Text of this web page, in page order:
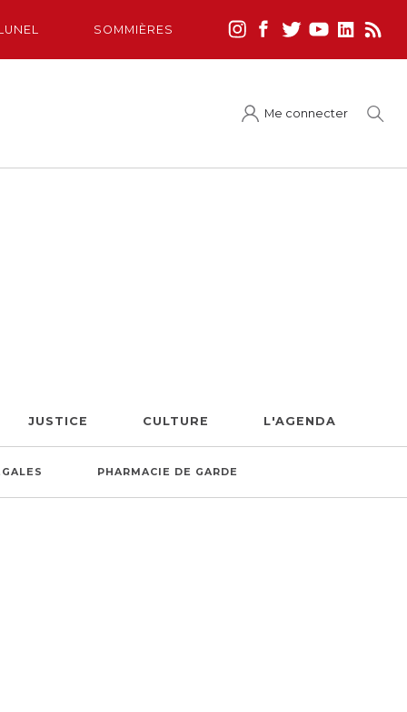
SOMMIÈRES
Me connecter
JUSTICE CULTURE L'AGENDA
PHARMACIE DE GARDE